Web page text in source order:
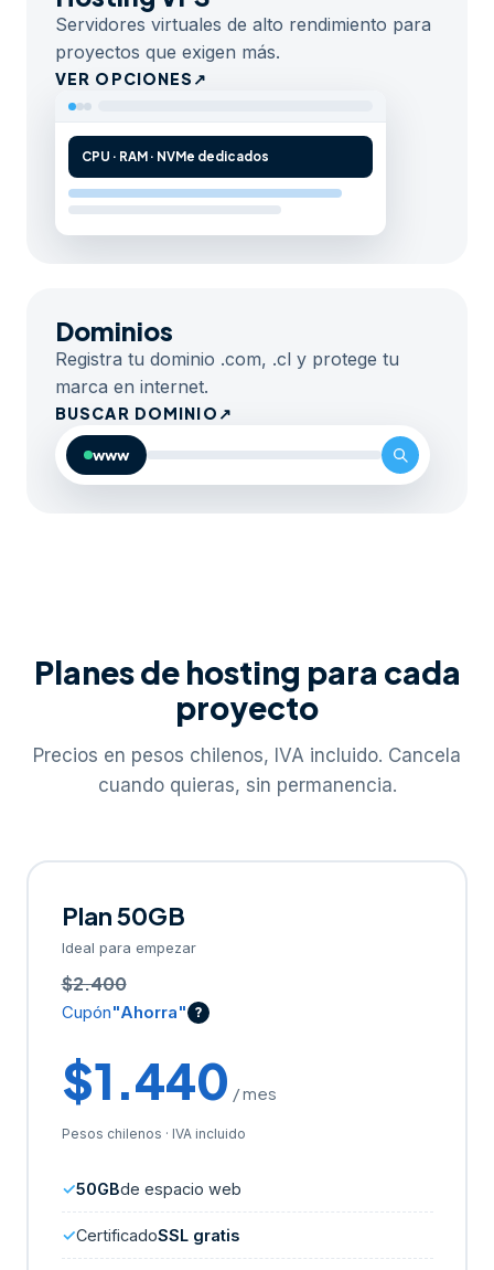
Servidores virtuales de alto rendimiento para
proyectos que exigen más.
VER OPCIONES ↗
CPU · RAM · NVMe dedicados
Dominios
Registra tu dominio .com, .cl y protege tu
marca en internet.
BUSCAR DOMINIO ↗
www
Planes de hosting para cada
proyecto
Precios en pesos chilenos, IVA incluido. Cancela
cuando quieras, sin permanencia.
Plan 50GB
Ideal para empezar
$2.400
Cupón"Ahorra" ?
$1.440 / mes
Pesos chilenos · IVA incluido
50GBde espacio web
CertificadoSSL gratis